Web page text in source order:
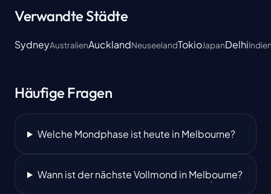
Verwandte Städte
SydneyAustralienAucklandNeuseelandTokioJapanDelhi
Häufige Fragen
Welche Mondphase ist heute in Melbourne?
Wann ist der nächste Vollmond in Melbourne?